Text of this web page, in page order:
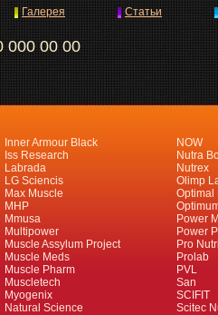
000 00 00
Галерея Статьи
Inner Armour Black
Iss Research
Labrada
LG Sciencis
Max Muscle
MHP
Mmusa
Multipower
Muscle Assylum Project
Muscle Meds
Muscle Pharm
Muscletech
Myogenix
Natural Science
NOW
Nutra
Nutrex
Olimp
Optimal
Power
Power
Pro
Prolab
PVL
San
SCIFIT
Scitec